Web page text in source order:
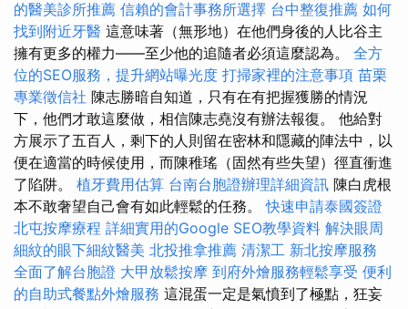
的醫美診所推薦 信賴的會計事務所選擇 台中整復推薦 如何
找到附近牙醫 這意味著（無形地）在他們身後的人比谷主
擁有更多的權力——至少他的追隨者必須這麼認為。 全方
位的SEO服務，提升網站曝光度 打掃家裡的注意事項 苗栗
專業徵信社 陳志勝暗自知道，只有在有把握獲勝的情況
下，他們才敢這麼做，相信陳志堯沒有辦法報復。 他給對
方展示了五百人，剩下的人則留在密林和隱藏的陣法中，以
便在適當的時候使用，而陳稚瑤（固然有些失望）徑直衝進
了陷阱。 植牙費用估算 台南台胞證辦理詳細資訊 陳白虎根
本不敢奢望自己會有如此輕鬆的任務。快速申請泰國簽證
北屯按摩療程 詳細實用的Google SEO教學資料 解決眼周
細紋的眼下細紋醫美 北投推拿推薦 清潔工 新北按摩服務
全面了解台胞證 大甲放鬆按摩 到府外燴服務輕鬆享受 便利
的自助式餐點外燴服務 這混蛋一定是氣憤到了極點，狂妄